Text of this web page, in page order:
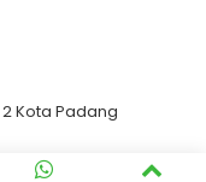
Kota Padang